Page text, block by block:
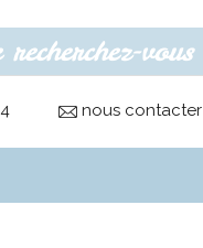
nous contacter